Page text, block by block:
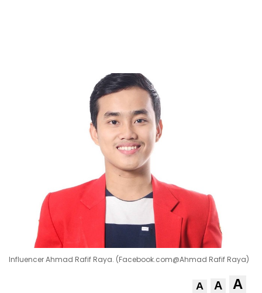
Influencer Ahmad Rafif Raya. (Facebook.com@Ahmad Rafif Raya)
A A A